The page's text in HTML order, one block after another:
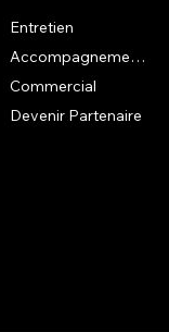
Entretien
Accompagnement DIY
Commercial
Devenir Partenaire